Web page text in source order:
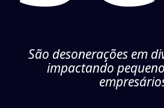
São desonerações em
impactando